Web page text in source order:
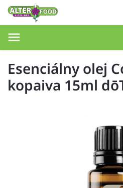
Esenciálny olej
kopaiva 15ml